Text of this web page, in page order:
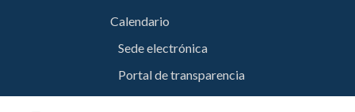
Calendario
Sede electrónica
Portal de transparencia